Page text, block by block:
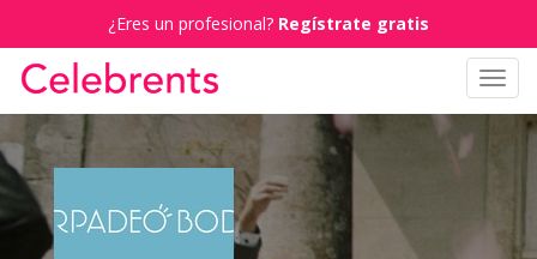
¿Eres un profesional? Regístrate gratis